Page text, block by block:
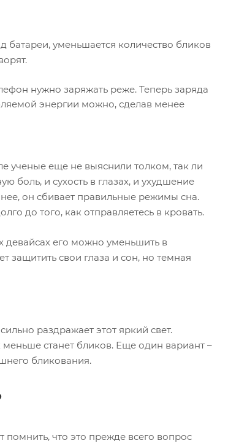
уменьшается количество бликов
нужно заряжать реже. Теперь заряда
энергии можно, сделав менее
ученые еще не выяснили толком, так ли
боль, и сухость в глазах, и ухудшение
он сбивает правильные режимы сна.
до того, как отправляетесь в кровать.
девайсах его можно уменьшить в
защитить свои глаза и сон, но темная
раздражает этот яркий свет.
меньше станет бликов. Еще один вариант –
бликования.
что это прежде всего вопрос